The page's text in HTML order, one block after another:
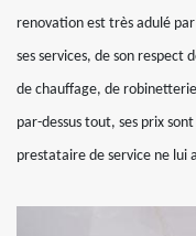
renovation est très adulé
ses services, de son respect
de chauffage, de
par-dessus tout, ses prix
prestataire de service ne lui